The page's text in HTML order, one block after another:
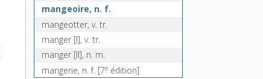
mangeoire, n. f.
mangeotter, v. tr.
manger [I], v. tr.
manger [II], n. m.
mangerie, n. f. [7e édition]